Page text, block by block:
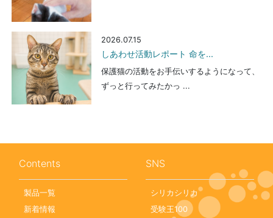
2026.07.15
しあわせ活動レポート 命を...
保護猫の活動をお手伝いするようになって、
ずっと行ってみたかっ ...
Contents
製品一覧
新着情報
SNS
シリカシリカ
受験王100